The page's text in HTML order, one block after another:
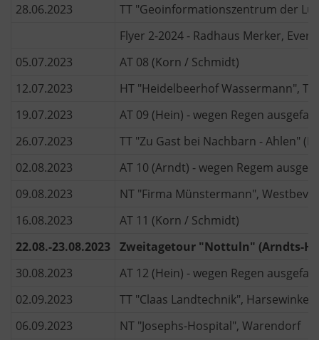
28.06.2023
TT "Geoinformationszentrum der
Flyer 2-2024 - Radhaus Merker,
05.07.2023
AT 08 (Korn / Schmidt)
12.07.2023
HT "Heidelbeerhof Wassermann",
19.07.2023
AT 09 (Hein) - wegen Regen
26.07.2023
TT "Zu Gast bei Nachbarn - Ahlen"
02.08.2023
AT 10 (Arndt) - wegen Regem
09.08.2023
NT "Firma Münstermann",
16.08.2023
AT 11 (Korn / Schmidt)
22.08.-23.08.2023 Zweitagetour "Nottuln" (Arndts-
30.08.2023
AT 12 (Hein) - wegen Regen
02.09.2023
TT "Claas Landtechnik", Harsewinkel
06.09.2023
NT "Josephs-Hospital", Warendorf